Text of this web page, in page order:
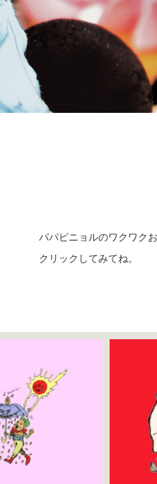
パパピニョルのワクワク
クリックしてみてね。